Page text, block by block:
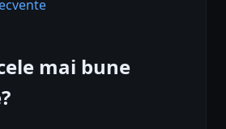
mai bune